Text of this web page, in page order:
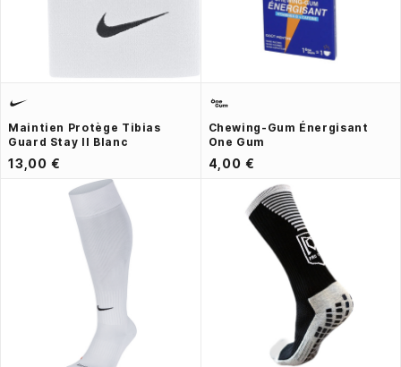
Maintien Protège Tibias
Guard Stay II Blanc
13,00 €
Chewing-Gum Énergisant
One Gum
4,00 €